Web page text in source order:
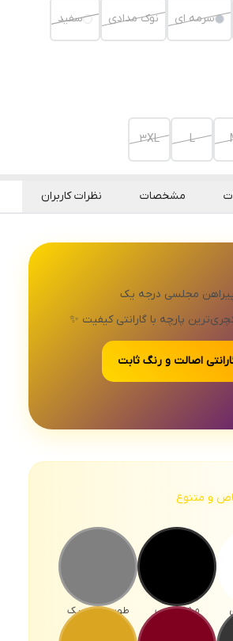
سرمه ای نوک مدادی سفید
L
3XL
مشخصات نظرات کاربران
پیراهن مجلسی درجه یک
پارچه با گارانتی کیفیت ✨
اصالت و رنگ ثابت
و متنوع
مشکی شب طوسی کلاسیک